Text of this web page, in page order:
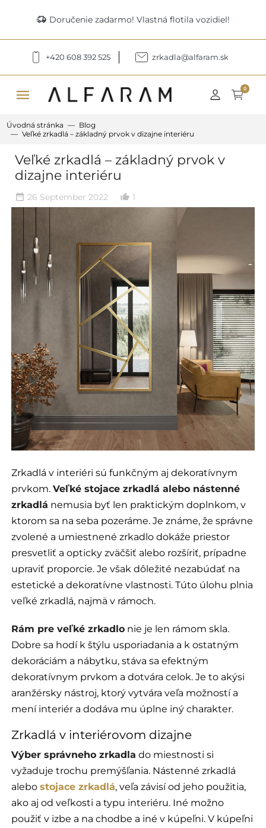
delivery_truck_speed Doručenie zadarmo! Vlastná flotila vozidiel!
+420 608 392 525 zrkadla@alfaram.sk
menu 0
Úvodná stránka
Blog
Veľké zrkadlá – základný prvok v dizajne interiéru
Veľké zrkadlá – základný prvok v
dizajne interiéru
date_range 26 September 2022 thumb_up_alt 1
Zrkadlá v interiéri sú funkčným aj dekoratívnym
prvkom.Veľké stojace zrkadlá alebo nástenné
zrkadlá nemusia byť len praktickým doplnkom, v
ktorom sa na seba pozeráme. Je známe, že správne
zvolené a umiestnené zrkadlo dokáže priestor
presvetliť a opticky zväčšiť alebo rozšíriť, prípadne
upraviť proporcie. Je však dôležité nezabúdať na
estetické a dekoratívne vlastnosti. Túto úlohu plnia
veľké zrkadlá, najmä v rámoch.
Rám pre veľké zrkadlo nie je len rámom skla.
Dobre sa hodí k štýlu usporiadania a k ostatným
dekoráciám a nábytku, stáva sa efektným
dekoratívnym prvkom a dotvára celok. Je to akýsi
aranžérsky nástroj, ktorý vytvára veľa možností a
mení interiér a dodáva mu úplne iný charakter.
Zrkadlá v interiérovom dizajne
Výber správneho zrkadla do miestnosti si
vyžaduje trochu premýšľania. Nástenné zrkadlá
alebostojace zrkadlá, veľa závisí od jeho použitia,
ako aj od veľkosti a typu interiéru. Iné možno
použiť v izbe a na chodbe a iné v kúpeľni. V kúpeľni